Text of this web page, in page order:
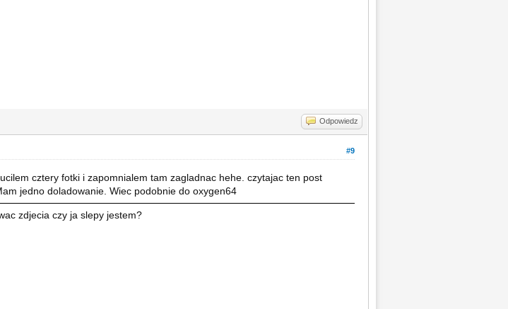
Odpowiedz
#9
cztery fotki i zapomnialem tam zagladnac hehe. czytajac ten post
jedno doladowanie. Wiec podobnie do oxygen64
zdjecia czy ja slepy jestem?